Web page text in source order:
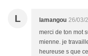
L lamangou 26/03/
merci de ton mot
mienne. je
heureuse s que